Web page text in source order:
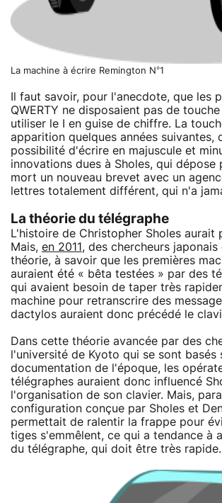
La machine à écrire Remington N°1
Il faut savoir, pour l'anecdote, que les
QWERTY ne disposaient pas de
utiliser le I en guise de chiffre. La
apparition quelques années suivantes,
possibilité d'écrire en majuscule et
innovations dues à Sholes, qui dépose
mort un nouveau brevet avec un
lettres totalement différent, qui n'a
La théorie du télégraphe
L'histoire de Christopher Sholes aurait
Mais, en 2011 , des chercheurs
théorie, à savoir que les premières
auraient été « bêta testées » par des
qui avaient besoin de taper très
machine pour retranscrire des
dactylos auraient donc précédé le
Dans cette théorie avancée par des
l'université de Kyoto qui se sont basés
documentation de l'époque, les
télégraphes auraient donc influencé
l'organisation de son clavier. Mais,
configuration conçue par Sholes et
permettait de ralentir la frappe pour
tiges s'emmêlent, ce qui a tendance à
du télégraphe, qui doit être très rapide.